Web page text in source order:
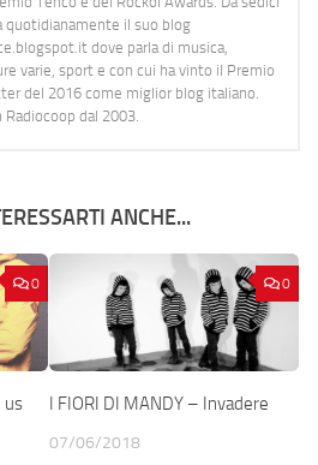
quotidianamente il suo blog
dove parla di musica,
varie, sport e con cui ha vinto il Premio
del 2016 come miglior blog italiano.
Radiocoop dal 2003.
ANCHE...
0
us
0
I FIORI DI MANDY – Invadere
07/06/2018